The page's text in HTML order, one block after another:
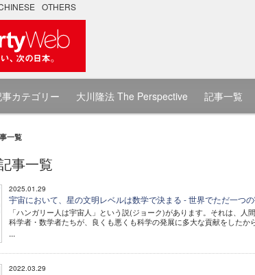
OTHERS
カテゴリー 大川隆法 The Perspective 記事一覧
一覧
事一覧
2025.01.29
宇宙において、星の文明レベルは数学で決まる - 世界でただ一つ
「ハンガリー人は宇宙人」という説(ジョーク)があります。それは、
科学者・数学者たちが、良くも悪くも科学の発展に多大な貢献をしたから
...
2022.03.29